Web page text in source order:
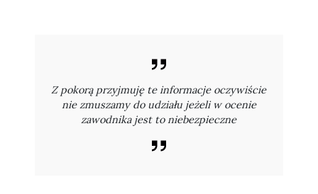
Z pokorą przyjmuję te informacje oczywiście
nie zmuszamy do udziału jeżeli w ocenie
zawodnika jest to niebezpieczne